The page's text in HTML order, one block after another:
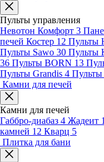
Пульты управления
Невотон Комфорт 3
печей Костер 12 Пульты
Пульты Sawo 30 Пульты
36 Пульты BORN 13
Пульты Grandis 4 Пульты
Камни для печей
Камни для печей
Габбро-диабаз 4 Жадеит
камней 12 Кварц 5
Плитка для бани